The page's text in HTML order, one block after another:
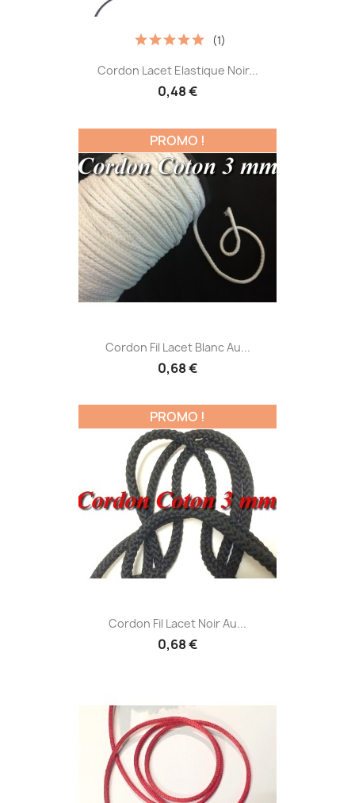
Cordon Lacet Elastique Noir...
0,48 €
(1)
Cordon Fil Lacet Blanc Au...
0,68 €
PROMO !
Cordon Fil Lacet Noir Au...
0,68 €
PROMO !